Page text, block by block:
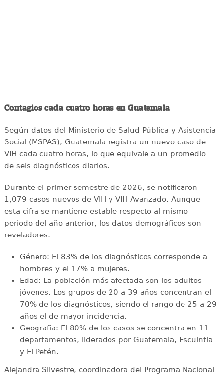
Contagios cada cuatro horas en Guatemala
Según datos del Ministerio de Salud Pública y Asistencia
Social (MSPAS), Guatemala registra un nuevo caso de
VIH cada cuatro horas, lo que equivale a un promedio
de seis diagnósticos diarios.
Durante el primer semestre de 2026, se notificaron
1,079 casos nuevos de VIH y VIH Avanzado. Aunque
esta cifra se mantiene estable respecto al mismo
periodo del año anterior, los datos demográficos son
reveladores:
Género: El 83% de los diagnósticos corresponde a
hombres y el 17% a mujeres.
Edad: La población más afectada son los adultos
jóvenes. Los grupos de 20 a 39 años concentran el
70% de los diagnósticos, siendo el rango de 25 a 29
años el de mayor incidencia.
Geografía: El 80% de los casos se concentra en 11
departamentos, liderados por Guatemala, Escuintla
y El Petén.
Alejandra Silvestre, coordinadora del Programa Nacional